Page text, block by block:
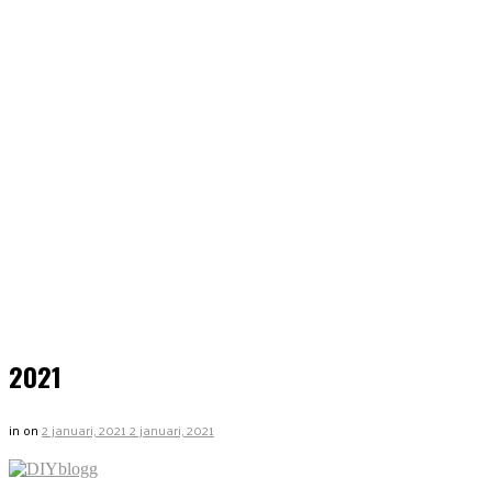
2021
in on2 januari, 20212 januari, 2021